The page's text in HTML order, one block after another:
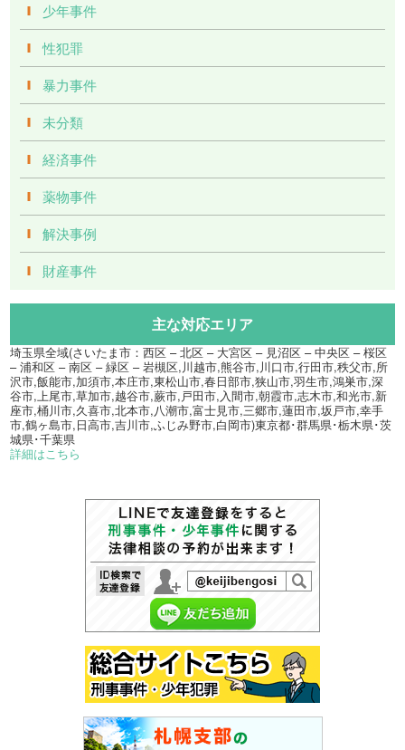
少年事件
性犯罪
暴力事件
未分類
経済事件
薬物事件
解決事例
財産事件
主な対応エリア
埼玉県全域(さいたま市：西区 – 北区 – 大宮区 – 見沼区 – 中央区 – 桜区
– 浦和区 – 南区 – 緑区 – 岩槻区,川越市,熊谷市,川口市,行田市,秩父市,所
沢市,飯能市,加須市,本庄市,東松山市,春日部市,狭山市,羽生市,鴻巣市,深
谷市,上尾市,草加市,越谷市,蕨市,戸田市,入間市,朝霞市,志木市,和光市,新
座市,桶川市,久喜市,北本市,八潮市,富士見市,三郷市,蓮田市,坂戸市,幸手
市,鶴ヶ島市,日高市,吉川市,ふじみ野市,白岡市)東京都･群馬県･栃木県･茨
城県･千葉県
詳細はこちら